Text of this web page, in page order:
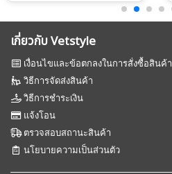
เกี่ยวกับ Vetstyle
เงื่อนไขและข้อตกลงในการสั่งซื้อสินค้า
วิธีการจัดส่งสินค้า
วิธีการชำระเงิน
แจ้งโอน
ตรวจสอบสถานะสินค้า
นโยบายความเป็นส่วนตัว